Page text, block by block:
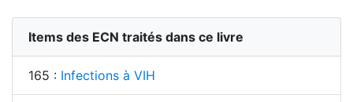
Items des ECN traités dans ce livre
165 : Infections à VIH